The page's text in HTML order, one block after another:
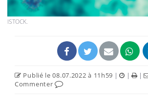
ISTOCK.
Publié le 08.07.2022 à 11h59 | | |
Commenter